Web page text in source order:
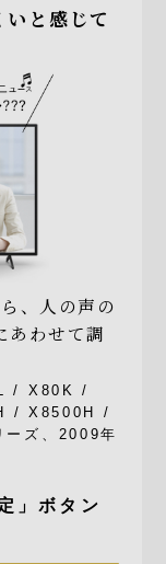
と感じて
、人の声の
あわせて調
/ X80K /
/ X8500H /
ズ、2009年
」ボタン